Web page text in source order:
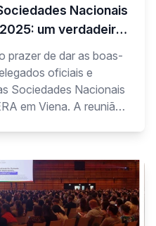
Nacionais
um verdadeiro
prazer de dar as boas-
oficiais e
Sociedades Nacionais
em Viena. A reunião
no seio da